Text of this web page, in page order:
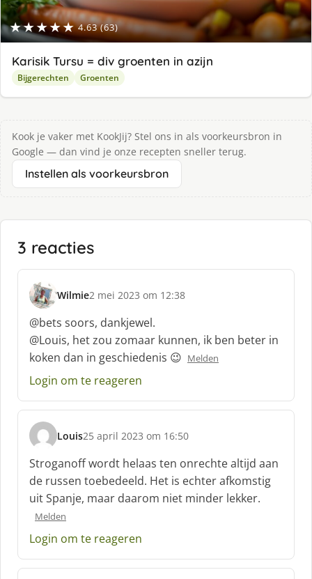
★★★★★ 4.63 (63)
Karisik Tursu = div groenten in azijn
Bijgerechten Groenten
Kook je vaker met KookJij? Stel ons in als voorkeursbron in
Google — dan vind je onze recepten sneller terug.
Instellen als voorkeursbron
3 reacties
Wilmie
s
c
h
r
e
e
:
2 mei 2023 om 12:38
@bets soors, dankjewel.
@Louis, het zou zomaar kunnen, ik ben beter in
koken dan in geschiedenis 😉 Melden
Login om te reageren
Louis
s
c
h
r
e
:
25 april 2023 om 16:50
Stroganoff wordt helaas ten onrechte altijd aan
de russen toebedeeld. Het is echter afkomstig
uit Spanje, maar daarom niet minder lekker.
Melden
Login om te reageren